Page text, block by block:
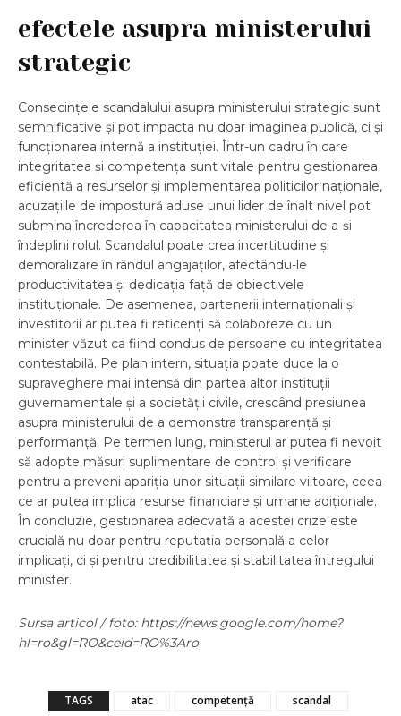
efectele asupra ministerului
strategic
Consecințele scandalului asupra ministerului strategic sunt
semnificative și pot impacta nu doar imaginea publică, ci și
funcționarea internă a instituției. Într-un cadru în care
integritatea și competența sunt vitale pentru gestionarea
eficientă a resurselor și implementarea politicilor naționale,
acuzațiile de impostură aduse unui lider de înalt nivel pot
submina încrederea în capacitatea ministerului de a-și
îndeplini rolul. Scandalul poate crea incertitudine și
demoralizare în rândul angajaților, afectându-le
productivitatea și dedicația față de obiectivele
instituționale. De asemenea, partenerii internaționali și
investitorii ar putea fi reticenți să colaboreze cu un
minister văzut ca fiind condus de persoane cu integritatea
contestabilă. Pe plan intern, situația poate duce la o
supraveghere mai intensă din partea altor instituții
guvernamentale și a societății civile, crescând presiunea
asupra ministerului de a demonstra transparență și
performanță. Pe termen lung, ministerul ar putea fi nevoit
să adopte măsuri suplimentare de control și verificare
pentru a preveni apariția unor situații similare viitoare, ceea
ce ar putea implica resurse financiare și umane adiționale.
În concluzie, gestionarea adecvată a acestei crize este
crucială nu doar pentru reputația personală a celor
implicați, ci și pentru credibilitatea și stabilitatea întregului
minister.
Sursa articol / foto: https://news.google.com/home?
hl=ro&gl=RO&ceid=RO%3Aro
TAGS atac competență scandal